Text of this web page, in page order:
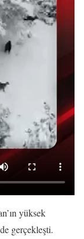
yüksek
gerçekleşti.